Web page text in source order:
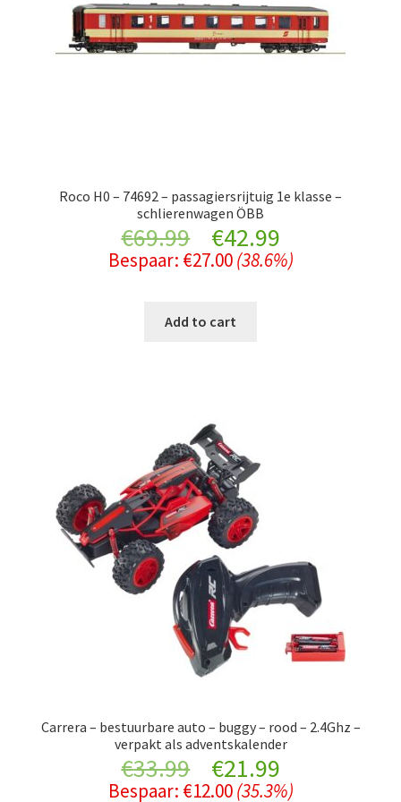
Roco H0 – 74692 – passagiersrijtuig 1e klasse –
schlierenwagen ÖBB
€69.99
Original
price
was:
€42.99Current
price
Bespaar: €27.00 (38.6%)
Add to cart
Carrera – bestuurbare auto – buggy – rood – 2.4Ghz –
verpakt als adventskalender
€33.99
Original
€21.99Current
Bespaar: €12.00 (35.3%)